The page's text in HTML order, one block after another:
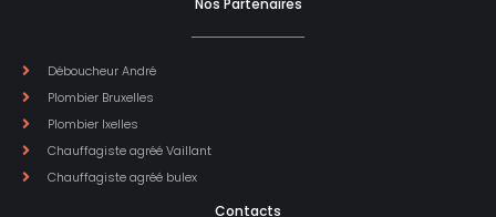
Déboucheur André
Plombier Bruxelles
Plombier Ixelles
Chauffagiste agréé Vaillant
Chauffagiste agréé bulex
Contacts